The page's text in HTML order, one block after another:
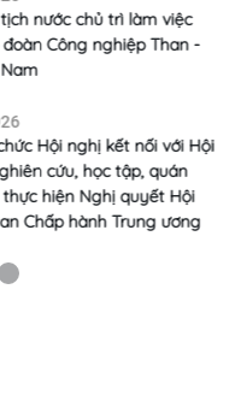
binh Liệt sỹ 27/7 (1947-
năm 2026